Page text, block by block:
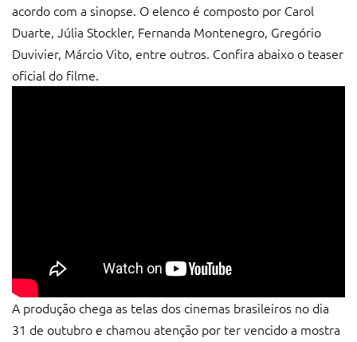
acordo com a sinopse. O elenco é composto por Carol
Duarte, Júlia Stockler, Fernanda Montenegro, Gregório
Duvivier, Márcio Vito, entre outros. Confira abaixo o teaser
oficial do filme.
A produção chega as telas dos cinemas brasileiros no dia
31 de outubro e chamou atenção por ter vencido a mostra